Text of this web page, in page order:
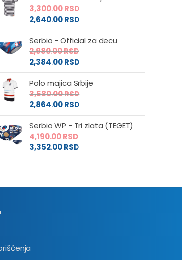
3,300.00RSD
2,640.00RSD
Serbia - Official za decu
2,980.00RSD
2,384.00RSD
Polo majica Srbije
3,580.00RSD
2,864.00RSD
Serbia WP - Tri zlata (TEGET)
4,190.00RSD
3,352.00RSD